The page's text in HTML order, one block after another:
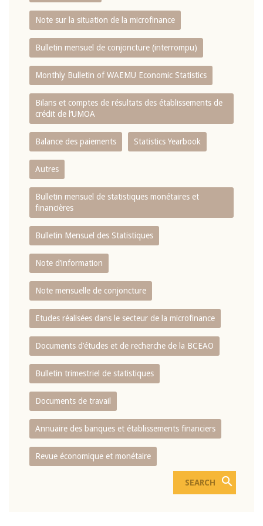
Note sur la situation de la microfinance
Bulletin mensuel de conjoncture (interrompu)
Monthly Bulletin of WAEMU Economic Statistics
Bilans et comptes de résultats des établissements de
crédit de l‘UMOA
Balance des paiements Statistics Yearbook
Autres
Bulletin mensuel de statistiques monétaires et
financières
Bulletin Mensuel des Statistiques
Note d’information
Note mensuelle de conjoncture
Etudes réalisées dans le secteur de la microfinance
Documents d’études et de recherche de la BCEAO
Bulletin trimestriel de statistiques
Documents de travail
Annuaire des banques et établissements financiers
Revue économique et monétaire